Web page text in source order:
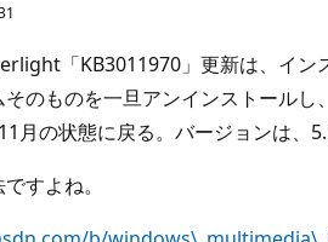
「KB3011970」更新は、イン
のものを一旦アンインストール
月の状態に戻る。バージョンは
すよね。